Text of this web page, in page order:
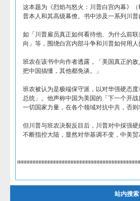
这本题为《烈焰与怒火：川普白宫内幕》
普本人和其高级幕僚。书中涉及一系列川普
如「川普雇员真正如何看待他、为什么前
向」等，围绕白宫内部斗争和川普如何用
班农在该书中向作者透露，「美国真正的
把中国搞懂，其他都免谈。」
班农被认为是极端保守派，以对华强硬态
总统」。他声称中国为美国的「下一个开
一切国家力量，在各个领域对抗中共，否则
但川普与班农决裂反目后，川普对中採强
不断指控大陆，显然对华基调不变，中美
站内搜索